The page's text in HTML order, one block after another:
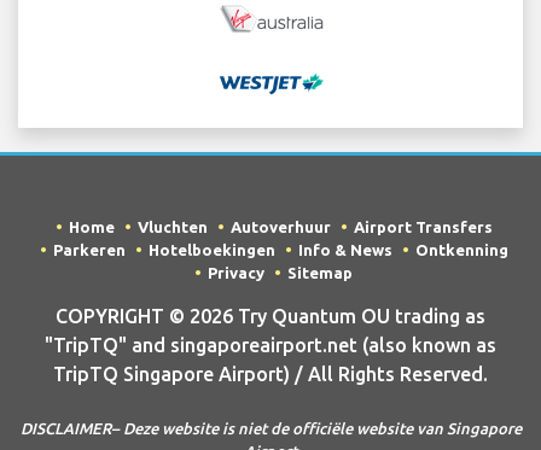
Home Vluchten Autoverhuur
Airport Transfers
Parkeren
Hotelboekingen Info & News
Ontkenning
Privacy
Sitemap
COPYRIGHT © 2026 Try Quantum OU trading as
"TripTQ" and singaporeairport.net (also known as
TripTQ Singapore Airport) / All Rights Reserved.
DISCLAIMER– Deze website is niet de officiële website van Singapore